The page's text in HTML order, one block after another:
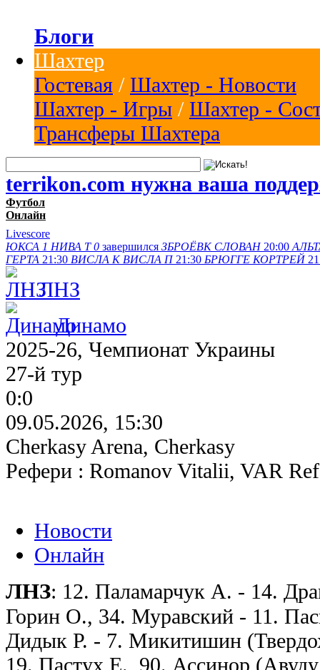
Блоги
Шахтер
Гостевая / Шахтер - Новости
Шахтер - Игры / Шахтер -
Трансферы Шахтера
terrikon.com нужна ваша
Футбол
Онлайн
Livescore
ЮКСА 1 НИВА Т 0 завершился ЗБРОЁВК СЛОВАН 20:00
ГЕРТА 21:30 ВИСЛА K ВИСЛА П 21:30 БРЮГГЕ КОРТРЕЙ
ЛНЗ
Динамо
2025-26, Чемпионат Украины
27-й тур
0:0
09.05.2026, 15:30
Cherkasy Arena, Cherkasy
Рефери : Romanov Vitalii, VAR
Новости
Онлайн
ЛНЗ: 12. Паламарчук А. - 14.
Горин О., 34. Муравский - 11.
Дидык Р. - 7. Микитишин
19. Пастух Е., 90. Ассинор